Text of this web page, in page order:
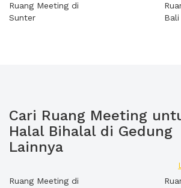
Ruang Meeting di
Sunter
Bali
Cari Ruang Meeting
Halal Bihalal di Gedung
Lainnya
Ruang Meeting di